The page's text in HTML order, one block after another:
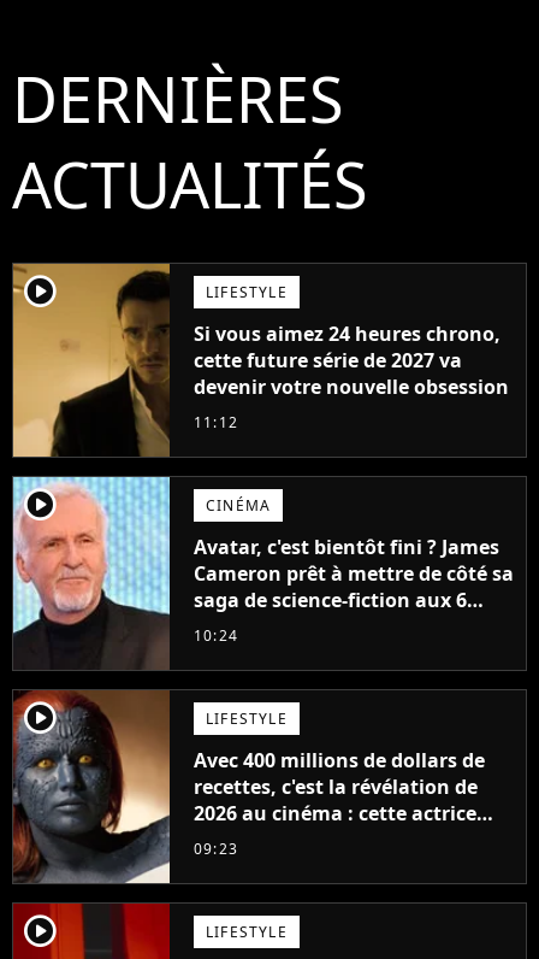
DERNIÈRES
ACTUALITÉS
player2 LIFESTYLE
Si vous aimez 24 heures chrono,
cette future série de 2027 va
devenir votre nouvelle obsession
11:12
player2 CINÉMA
Avatar, c'est bientôt fini ? James
Cameron prêt à mettre de côté sa
saga de science-fiction aux 6
milliards de recettes
10:24
player2 LIFESTYLE
Avec 400 millions de dollars de
recettes, c'est la révélation de
2026 au cinéma : cette actrice
adorée prête à remplacer
09:23
player2 LIFESTYLE